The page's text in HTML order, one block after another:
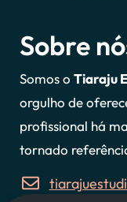
Sobre
Somos o Tiaraju
orgulho de
profissional há
tornado